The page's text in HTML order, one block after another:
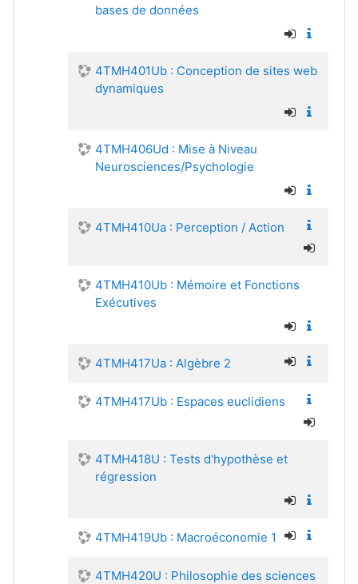
bases de données
4TMH401Ub : Conception de sites web
dynamiques
4TMH406Ud : Mise à Niveau
Neurosciences/Psychologie
4TMH410Ua : Perception / Action
4TMH410Ub : Mémoire et Fonctions
Exécutives
4TMH417Ua : Algèbre 2
4TMH417Ub : Espaces euclidiens
4TMH418U : Tests d'hypothèse et
régression
4TMH419Ub : Macroéconomie 1
4TMH420U : Philosophie des sciences